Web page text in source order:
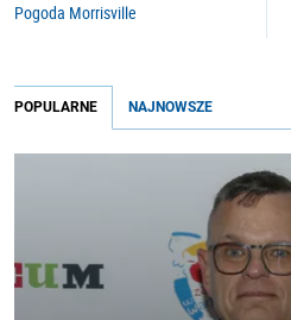
Pogoda Morrisville
POPULARNE NAJNOWSZE